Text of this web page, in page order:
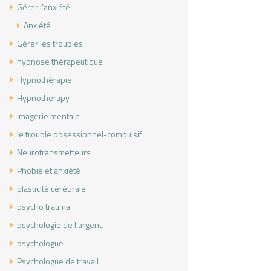
Gérer l'anxiété
Anxiété
Gérer les troubles
hypnose thérapeutique
Hypnothérapie
Hypnotherapy
imagerie mentale
le trouble obsessionnel-compulsif
Neurotransmetteurs
Phobie et anxiété
plasticité cérébrale
psycho trauma
psychologie de l'argent
psychologue
Psychologue de travail